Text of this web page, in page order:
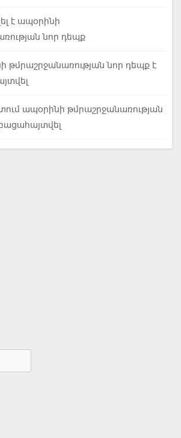
է ապօրինի
նոր դեպք
թմրաշրջանառության նոր դեպք է
ապօրինի թմրաշրջանառության